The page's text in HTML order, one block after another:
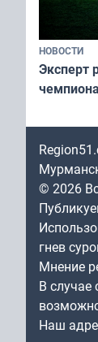
НОВОСТИ
Эксперт
© 2026
гнев
Мнение
В случае
Наш